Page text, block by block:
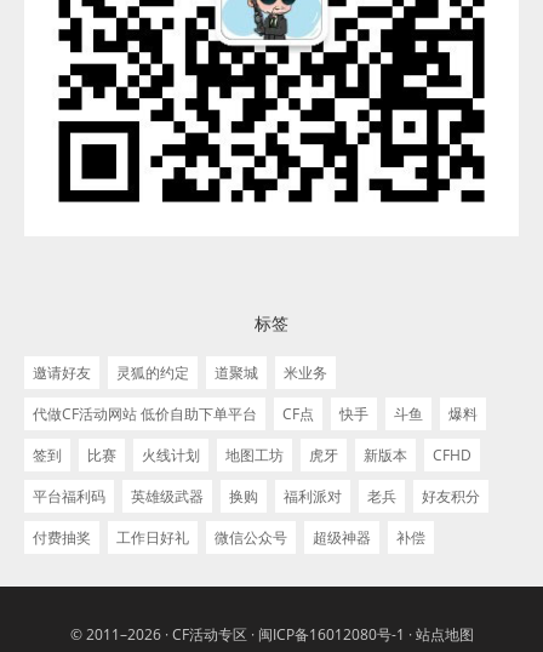
标签
邀请好友 灵狐的约定 道聚城
米业务
代做CF活动网站 低价自助下单平台
CF点 快手 斗鱼
爆料
签到
比赛 火线计划 地图工坊 虎牙 新版本
CFHD
平台福利码
英雄级武器 换购 福利派对 老兵
好友积分
付费抽奖
工作日好礼 微信公众号 超级神器 补偿
© 2011–2026 ·CF活动专区 · 闽ICP备16012080号-1 ·站点地图